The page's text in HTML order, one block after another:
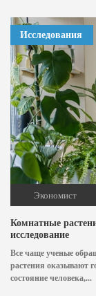
Исследования
Экономист
Комнатные
исследование
Все чаще ученые
растения оказывают
состояние человека,...